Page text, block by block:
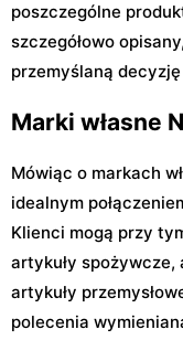
poszczególne
szczegółowo
przemyślaną
Marki własne
Mówiąc o markach
idealnym
Klienci mogą przy
artykuły
artykuły
polecenia